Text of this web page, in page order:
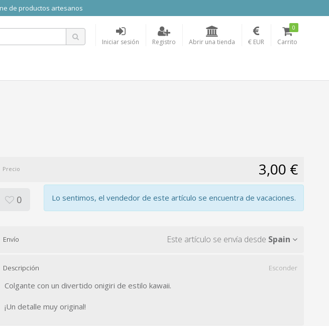
de productos artesanos
Iniciar sesión Registro Abrir una tienda € EUR Carrito
0
Precio 3,00 €
0 Lo sentimos, el vendedor de este artículo se encuentra de vacaciones.
Envío Este artículo se envía desde Spain
Descripción Esconder
Colgante con un divertido onigiri de estilo kawaii.
¡Un detalle muy original!